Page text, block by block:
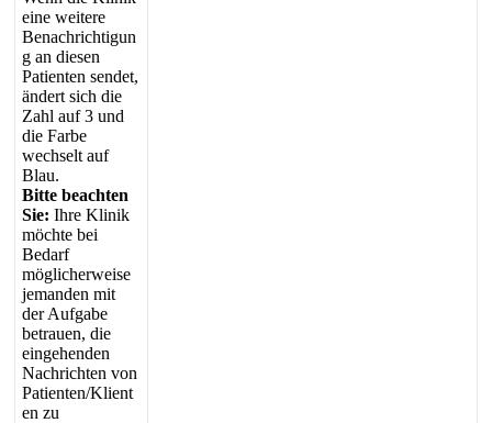
eine weitere
Benachrichtigun
g an diesen
Patienten sendet,
ändert sich die
Zahl auf 3 und
die Farbe
wechselt auf
Blau.
Bitte beachten
Sie: Ihre Klinik
möchte bei
Bedarf
möglicherweise
jemanden mit
der Aufgabe
betrauen, die
eingehenden
Nachrichten von
Patienten/Klient
en zu